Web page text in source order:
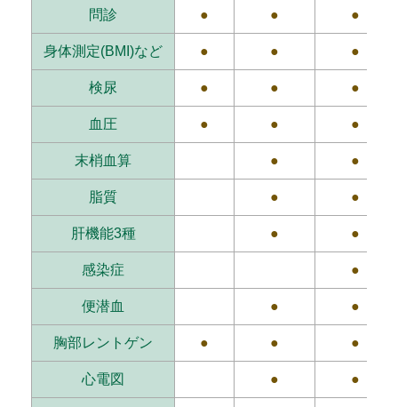
問診 ● ● ●
身体測定(BMI)など ● ● ●
検尿 ● ● ●
血圧 ● ● ●
末梢血算 ● ●
脂質 ● ●
肝機能3種 ● ●
感染症 ●
便潜血 ● ●
胸部レントゲン ● ● ●
心電図 ● ●